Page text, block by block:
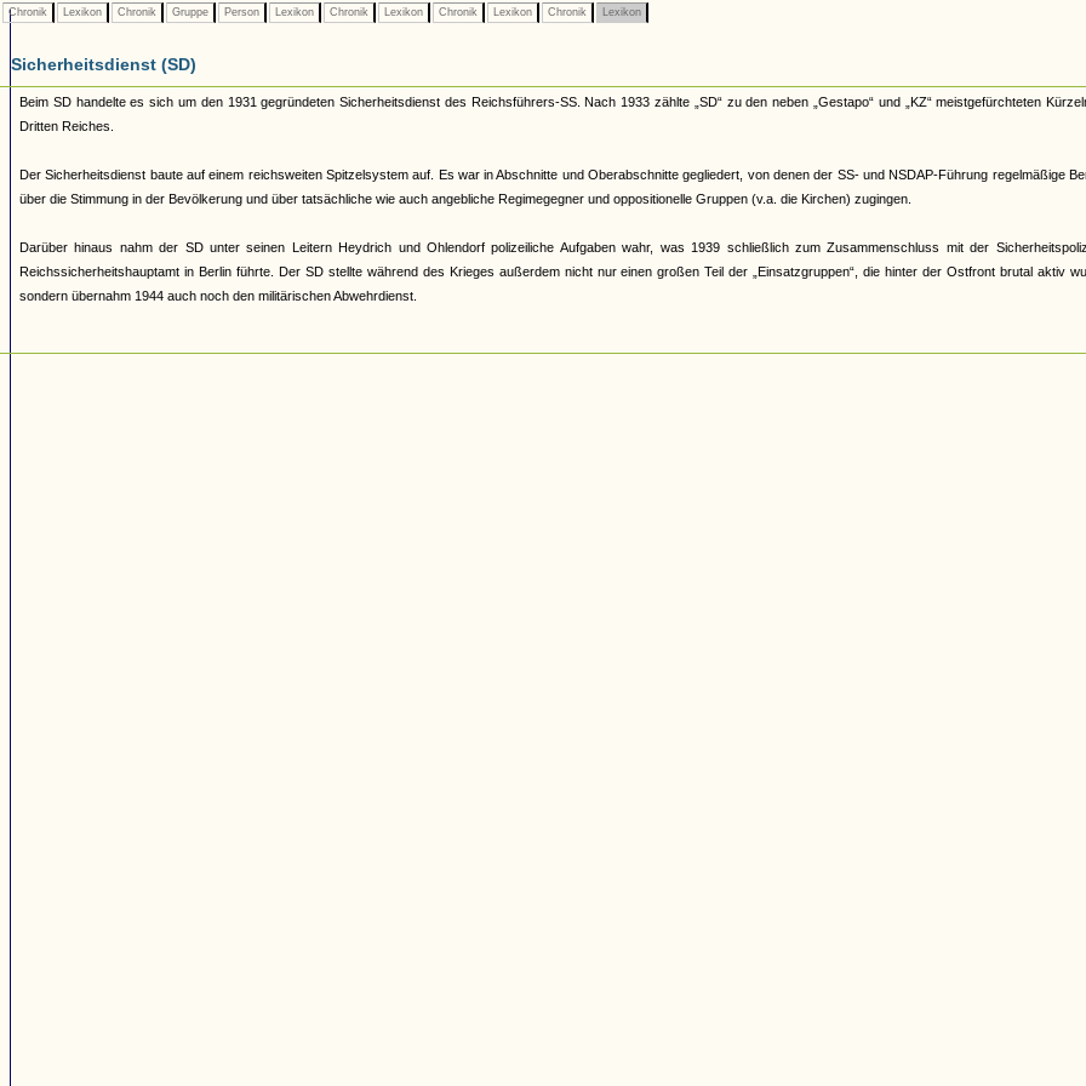
Chronik Lexikon Chronik Gruppe Person Lexikon Chronik Lexikon Chronik Lexikon Chronik Lexikon
Sicherheitsdienst (SD)
Beim SD handelte es sich um den 1931 gegründeten Sicherheitsdienst des Reichsführers-SS. Nach 1933 zählte „SD“ zu den neben „Gestapo“ und „KZ“ meistgefürchteten
Dritten Reiches.
Der Sicherheitsdienst baute auf einem reichsweiten Spitzelsystem auf. Es war in Abschnitte und Oberabschnitte gegliedert, von denen der SS- und NSDAP-Führung regelmäßige
über die Stimmung in der Bevölkerung und über tatsächliche wie auch angebliche Regimegegner und oppositionelle Gruppen (v.a. die Kirchen) zugingen.
Darüber hinaus nahm der SD unter seinen Leitern Heydrich und Ohlendorf polizeiliche Aufgaben wahr, was 1939 schließlich zum Zusammenschluss mit der
Reichssicherheitshauptamt in Berlin führte. Der SD stellte während des Krieges außerdem nicht nur einen großen Teil der „Einsatzgruppen“, die hinter der Ostfront brutal aktiv
sondern übernahm 1944 auch noch den militärischen Abwehrdienst.